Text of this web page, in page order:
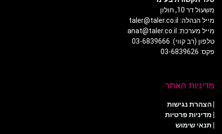
משעול דר 10, חולון
מייל הנהלה: taler@taler.co.il
מייל מערכת: anat@taler.co.il
טלפון (רב קווי): 03-6839666
פקס: 03-6839626
מדיניות האתר
|הצהרת נגישות
| מדיניות פרטיות
| תנאי שימוש